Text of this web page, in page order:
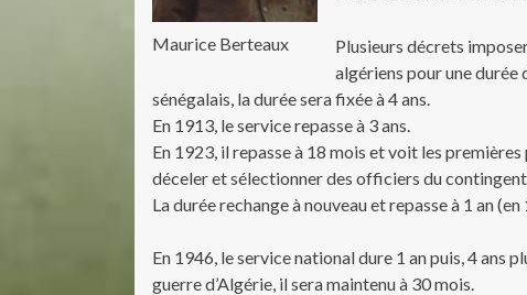
Maurice Berteaux
Plusieurs décrets
algériens pour une durée
sénégalais, la durée sera fixée à 4 ans.
En 1913, le service repasse à 3 ans.
En 1923, il repasse à 18 mois et voit les
déceler et sélectionner des officiers du contingent.
La durée rechange à nouveau et repasse à 1 an
En 1946, le service national dure 1 an puis, 4 ans
guerre d’Algérie, il sera maintenu à 30 mois.